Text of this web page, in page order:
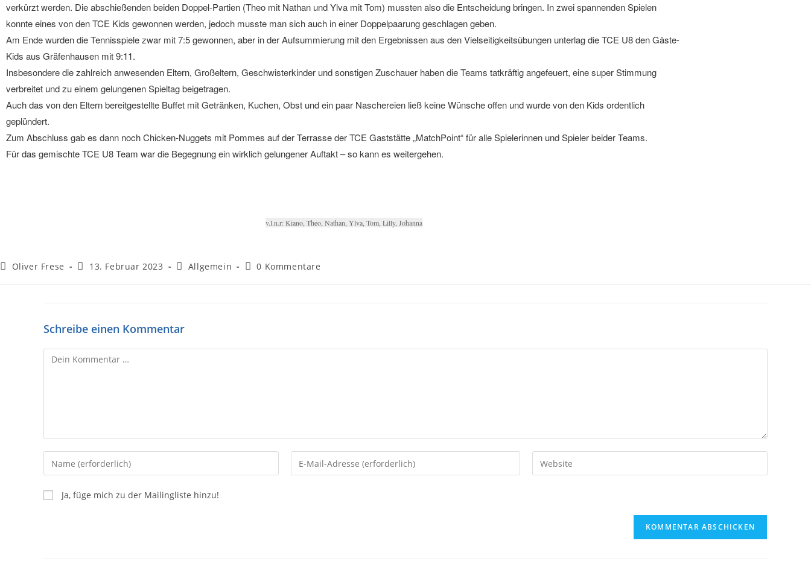
verkürzt werden. Die abschießenden beiden Doppel-Partien (Theo mit Nathan und Ylva mit Tom) mussten also die Entscheidung bringen. In zwei spannenden Spielen
konnte eines von den TCE Kids gewonnen werden, jedoch musste man sich auch in einer Doppelpaarung geschlagen geben.
Am Ende wurden die Tennisspiele zwar mit 7:5 gewonnen, aber in der Aufsummierung mit den Ergebnissen aus den Vielseitigkeitsübungen unterlag die TCE U8 den Gäste-
Kids aus Gräfenhausen mit 9:11.
Insbesondere die zahlreich anwesenden Eltern, Großeltern, Geschwisterkinder und sonstigen Zuschauer haben die Teams tatkräftig angefeuert, eine super Stimmung
verbreitet und zu einem gelungenen Spieltag beigetragen.
Auch das von den Eltern bereitgestellte Buffet mit Getränken, Kuchen, Obst und ein paar Naschereien ließ keine Wünsche offen und wurde von den Kids ordentlich
geplündert.
Zum Abschluss gab es dann noch Chicken-Nuggets mit Pommes auf der Terrasse der TCE Gaststätte „MatchPoint“ für alle Spielerinnen und Spieler beider Teams.
Für das gemischte TCE U8 Team war die Begegnung ein wirklich gelungener Auftakt – so kann es weitergehen.
v.l.n.r: Kiano, Theo, Nathan, Ylva, Tom, Lilly, Johanna
Oliver Frese 13. Februar 2023 Allgemein 0 Kommentare
Schreibe einen Kommentar
Ja, füge mich zu der Mailingliste hinzu!